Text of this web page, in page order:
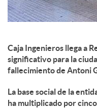
Caja Ingenieros llega a
significativo para la
fallecimiento de Antoni
La base social de la
ha multiplicado por